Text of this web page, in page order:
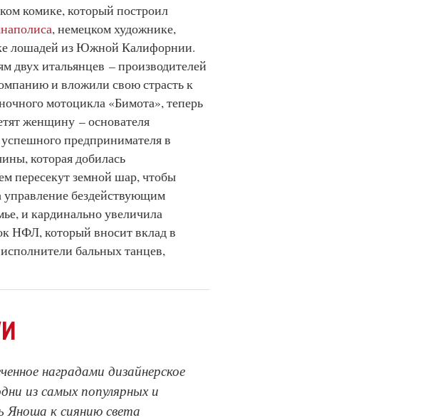
комике, который построил
, немецком художнике,
лошадей из Южной Калифорнии.
двух итальянцев – производителей
и вложили свою страсть к
мотоцикла «Бимота», теперь
женщину – основателя
предпринимателя в
которая добилась
пересекут земной шар, чтобы
бездействующим
и кардинально увеличила
НФЛ, который вносит вклад в
бальных танцев,
наградами дизайнерское
из самых популярных и
Яноша к сиянию света